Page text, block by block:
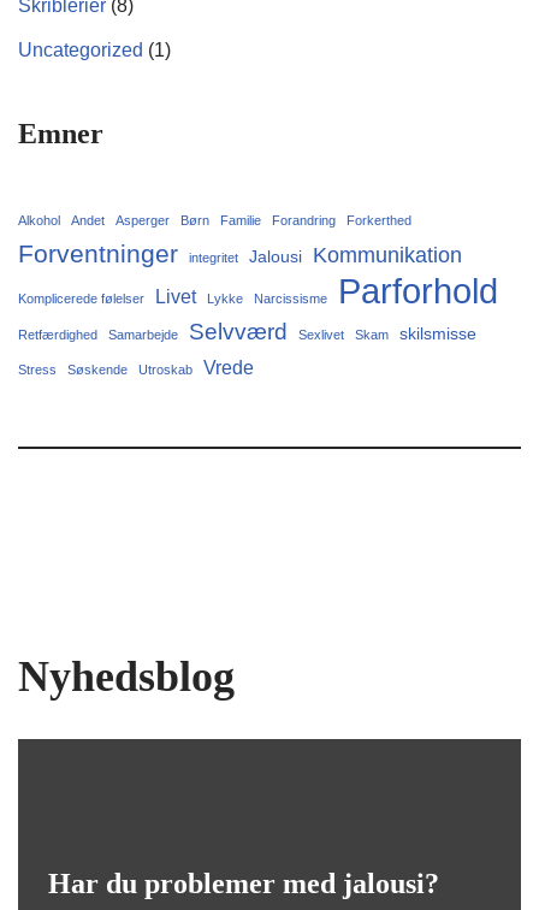
Skriblerier (8)
Uncategorized (1)
Emner
Alkohol Andet Asperger Børn Familie Forandring Forkerthed
Forventninger integritet Jalousi Kommunikation
Komplicerede følelser Livet Lykke Narcissisme Parforhold
Retfærdighed Samarbejde Selvværd Sexlivet Skam skilsmisse
Stress Søskende Utroskab Vrede
Nyhedsblog
Har du problemer med jalousi?